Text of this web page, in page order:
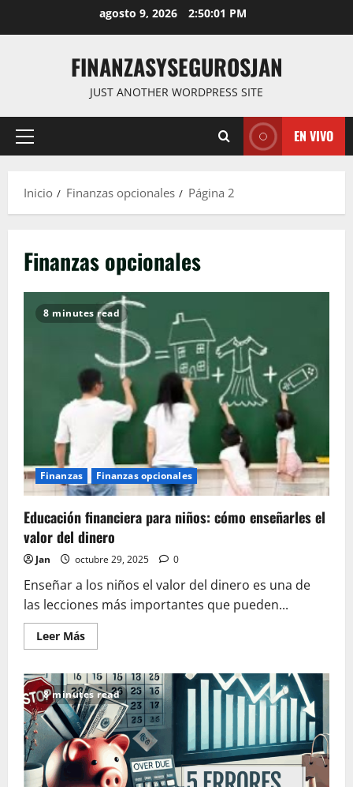
agosto 9, 2026 2:50:02 PM
FINANZASYSEGUROSJAN
JUST ANOTHER WORDPRESS SITE
Menú
EN VIVO
Inicio Finanzas opcionales Página 2
Finanzas opcionales
8 minutes read
Finanzas Finanzas opcionales
Educación financiera para niños: cómo enseñarles el
valor del dinero
Jan octubre 29, 2025 0
Enseñar a los niños el valor del dinero es una de
las lecciones más importantes que pueden...
Leer MásLeer
más
Educación
financiera
para
niños:
cómo
enseñarles
el
valor
del
dinero
8 minutes read